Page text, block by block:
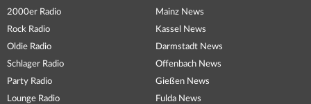
2000er Radio
Rock Radio
Oldie Radio
Schlager Radio
Party Radio
Lounge Radio
Mainz News
Kassel News
Darmstadt News
Offenbach News
Gießen News
Fulda News